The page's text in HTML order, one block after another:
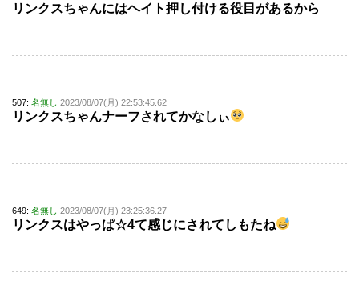
リンクスちゃんにはヘイト押し付ける役目があるから
507: 名無し 2023/08/07(月) 22:53:45.62
リンクスちゃんナーフされてかなしぃ
649: 名無し 2023/08/07(月) 23:25:36.27
リンクスはやっぱ☆4て感じにされてしもたね